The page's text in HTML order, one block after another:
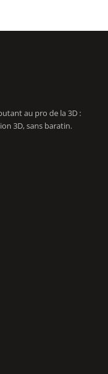
au pro de la 3D :
3D, sans baratin.